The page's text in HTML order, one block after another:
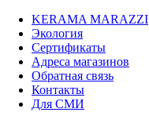
KERAMA MARAZZI
Экология
Сертификаты
Адреса магазинов
Обратная связь
Контакты
Для СМИ